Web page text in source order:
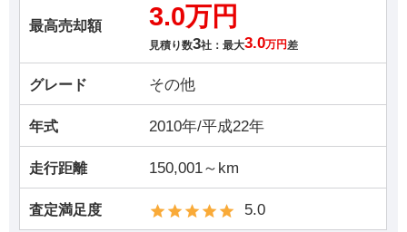
最高売却額 3.0万円
見積り数3社：最大3.0万円差
グレード その他
年式 2010年/平成22年
走行距離 150,001～km
査定満足度 5.0